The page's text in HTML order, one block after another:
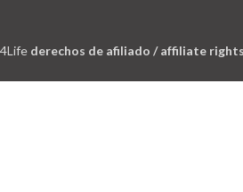
4Life derechos de afiliado / affiliate rights